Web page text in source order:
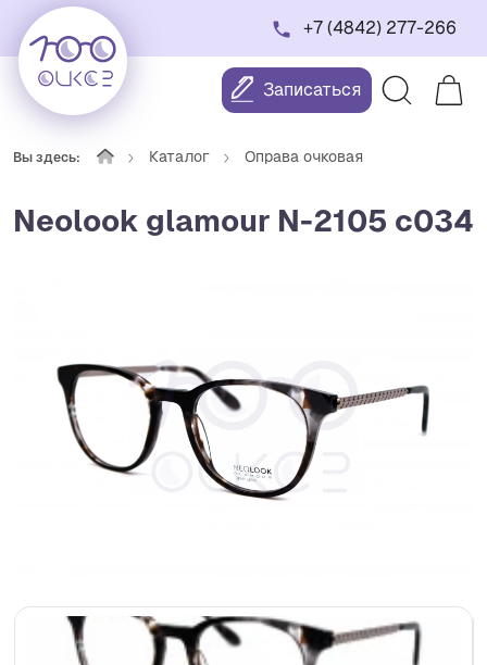
+7 (4842) 277-266
Записаться
Вы здесь: Каталог Оправа очковая
Neolook glamour N-2105 c034